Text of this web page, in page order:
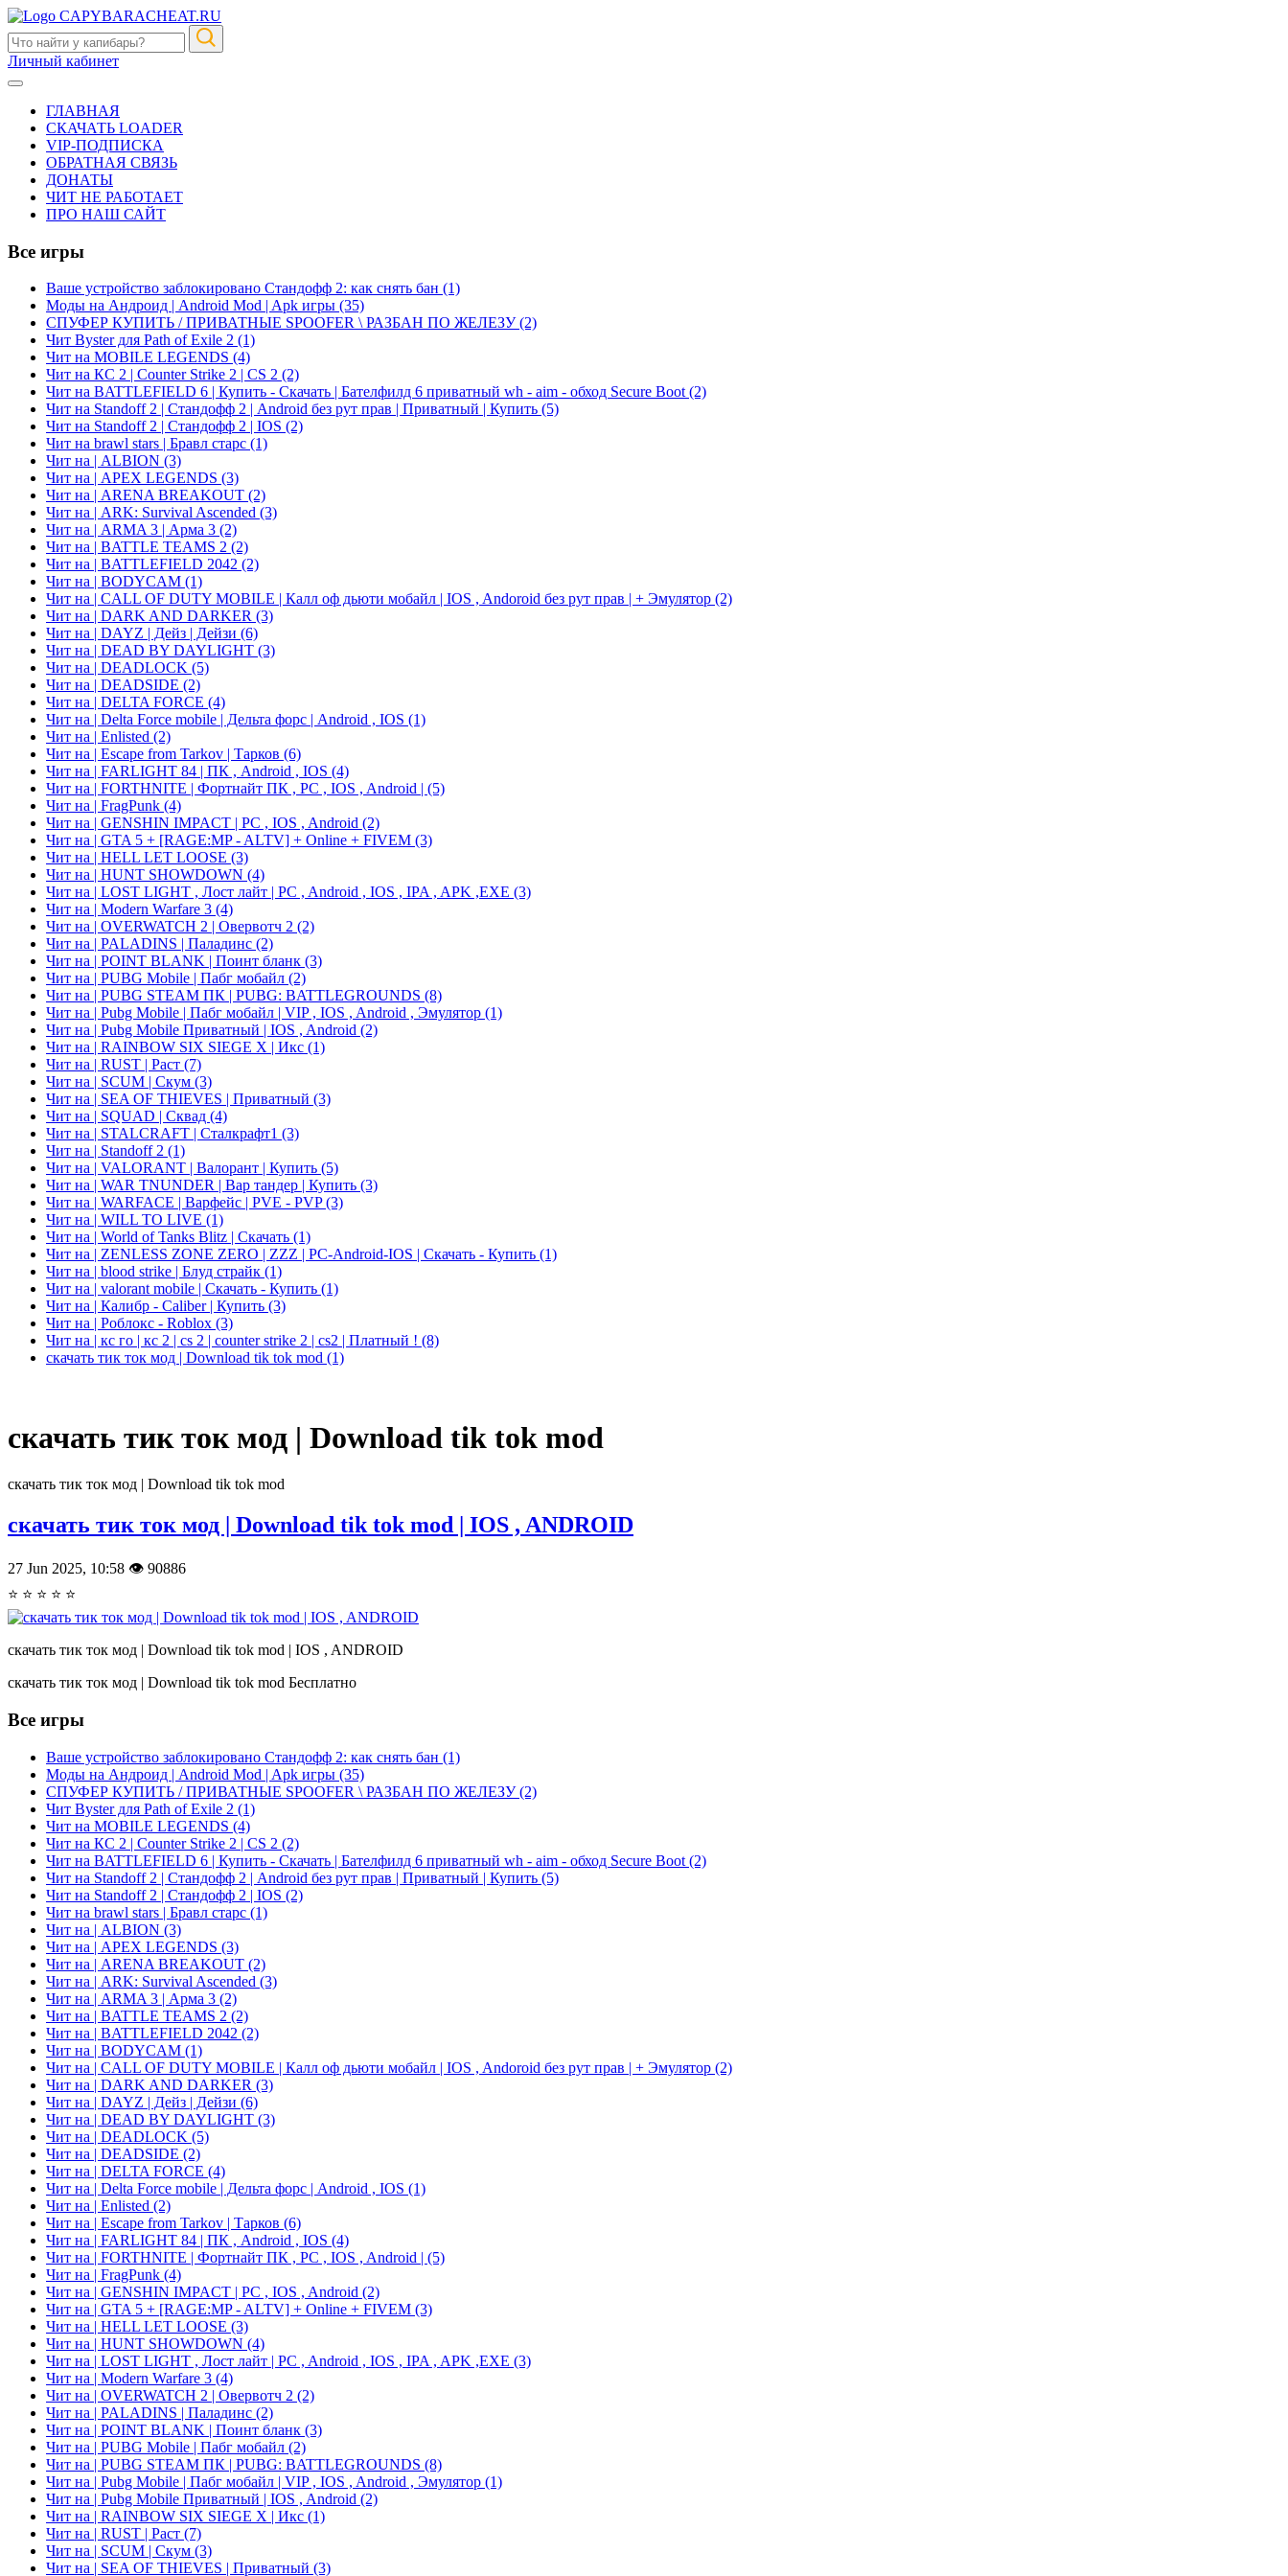
CAPYBARACHEAT.RU
Личный кабинет
ГЛАВНАЯ
СКАЧАТЬ LOADER
VIP-ПОДПИСКА
ОБРАТНАЯ СВЯЗЬ
ДОНАТЫ
ЧИТ НЕ РАБОТАЕТ
ПРО НАШ САЙТ
Все игры
Ваше устройство заблокировано Стандофф 2: как снять бан (1)
Моды на Андроид | Android Mod | Apk игры (35)
СПУФЕР КУПИТЬ / ПРИВАТНЫЕ SPOOFER \ РАЗБАН ПО ЖЕЛЕЗУ(2)
Чит Byster для Path of Exile 2 (1)
Чит на MOBILE LEGENDS (4)
Чит на КС 2 | Counter Strike 2 | CS 2 (2)
Чит на BATTLEFIELD 6 | Купить - Скачать | Бателфилд 6 приватный wh - aim - обход Secure Boot(2)
Чит на Standoff 2 | Стандофф 2 | Android без рут прав | Приватный | Купить (5)
Чит на Standoff 2 | Стандофф 2 | IOS (2)
Чит на brawl stars | Бравл старс (1)
Чит на | ALBION (3)
Чит на | APEX LEGENDS (3)
Чит на | ARENA BREAKOUT (2)
Чит на | ARK: Survival Ascended (3)
Чит на | ARMA 3 | Арма 3 (2)
Чит на | BATTLE TEAMS 2 (2)
Чит на | BATTLEFIELD 2042 (2)
Чит на | BODYCAM (1)
Чит на | CALL OF DUTY MOBILE | Калл оф дьюти мобайл | IOS , Andoroid без рут прав | + Эмулятор (2)
Чит на | DARK AND DARKER (3)
Чит на | DAYZ | Дейз | Дейзи (6)
Чит на | DEAD BY DAYLIGHT (3)
Чит на | DEADLOCK (5)
Чит на | DEADSIDE (2)
Чит на | DELTA FORCE (4)
Чит на | Delta Force mobile | Дельта форс | Android , IOS (1)
Чит на | Enlisted (2)
Чит на | Escape from Tarkov | Тарков (6)
Чит на | FARLIGHT 84 | ПК , Android , IOS (4)
Чит на | FORTHNITE | Фортнайт ПК , PC , IOS , Android | (5)
Чит на | FragPunk (4)
Чит на | GENSHIN IMPACT | PC , IOS , Android (2)
Чит на | GTA 5 + [RAGE:MP - ALTV] + Online + FIVEM (3)
Чит на | HELL LET LOOSE (3)
Чит на | HUNT SHOWDOWN (4)
Чит на | LOST LIGHT , Лост лайт | PC , Android , IOS , IPA , APK ,EXE (3)
Чит на | Modern Warfare 3 (4)
Чит на | OVERWATCH 2 | Овервотч 2 (2)
Чит на | PALADINS | Паладинс (2)
Чит на | POINT BLANK | Поинт бланк (3)
Чит на | PUBG Mobile | Пабг мобайл (2)
Чит на | PUBG STEAM ПК | PUBG: BATTLEGROUNDS (8)
Чит на | Pubg Mobile | Пабг мобайл | VIP , IOS , Android , Эмулятор (1)
Чит на | Pubg Mobile Приватный | IOS , Android (2)
Чит на | RAINBOW SIX SIEGE X | Икс (1)
Чит на | RUST | Раст (7)
Чит на | SCUM | Скум (3)
Чит на | SEA OF THIEVES | Приватный (3)
Чит на | SQUAD | Сквад (4)
Чит на | STALCRAFT | Сталкрафт1 (3)
Чит на | Standoff 2 (1)
Чит на | VALORANT | Валорант | Купить (5)
Чит на | WAR TNUNDER | Вар тандер | Купить (3)
Чит на | WARFACE | Варфейс | PVE - PVP(3)
Чит на | WILL TO LIVE (1)
Чит на | World of Tanks Blitz | Скачать (1)
Чит на | ZENLESS ZONE ZERO | ZZZ | PC-Android-IOS | Скачать - Купить (1)
Чит на | blood strike | Блуд страйк (1)
Чит на | valorant mobile | Скачать - Купить (1)
Чит на | Калибр - Caliber | Купить (3)
Чит на | Роблокс - Roblox (3)
Чит на | кс го | кс 2 | cs 2 | counter strike 2 | cs2 | Платный ! (8)
скачать тик ток мод | Download tik tok mod (1)
скачать тик ток мод | Download tik tok mod
скачать тик ток мод | Download tik tok mod
скачать тик ток мод | Download tik tok mod | IOS , ANDROID
27 Jun 2025, 10:58 👁 90886
⭐ ⭐ ⭐ ⭐ ⭐
скачать тик ток мод | Download tik tok mod | IOS , ANDROID
скачать тик ток мод | Download tik tok mod Бесплатно
Все игры
Ваше устройство заблокировано Стандофф 2: как снять бан (1)
Моды на Андроид | Android Mod | Apk игры (35)
СПУФЕР КУПИТЬ / ПРИВАТНЫЕ SPOOFER \ РАЗБАН ПО ЖЕЛЕЗУ(2)
Чит Byster для Path of Exile 2 (1)
Чит на MOBILE LEGENDS (4)
Чит на КС 2 | Counter Strike 2 | CS 2 (2)
Чит на BATTLEFIELD 6 | Купить - Скачать | Бателфилд 6 приватный wh - aim - обход Secure Boot (2)
Чит на Standoff 2 | Стандофф 2 | Android без рут прав | Приватный | Купить (5)
Чит на Standoff 2 | Стандофф 2 | IOS (2)
Чит на brawl stars | Бравл старс (1)
Чит на | ALBION (3)
Чит на | APEX LEGENDS (3)
Чит на | ARENA BREAKOUT (2)
Чит на | ARK: Survival Ascended (3)
Чит на | ARMA 3 | Арма 3 (2)
Чит на | BATTLE TEAMS 2 (2)
Чит на | BATTLEFIELD 2042 (2)
Чит на | BODYCAM (1)
Чит на | CALL OF DUTY MOBILE | Калл оф дьюти мобайл | IOS , Andoroid без рут прав | + Эмулятор (2)
Чит на | DARK AND DARKER (3)
Чит на | DAYZ | Дейз | Дейзи (6)
Чит на | DEAD BY DAYLIGHT (3)
Чит на | DEADLOCK (5)
Чит на | DEADSIDE (2)
Чит на | DELTA FORCE (4)
Чит на | Delta Force mobile | Дельта форс | Android , IOS (1)
Чит на | Enlisted (2)
Чит на | Escape from Tarkov | Тарков (6)
Чит на | FARLIGHT 84 | ПК , Android , IOS (4)
Чит на | FORTHNITE | Фортнайт ПК , PC , IOS , Android | (5)
Чит на | FragPunk (4)
Чит на | GENSHIN IMPACT | PC , IOS , Android (2)
Чит на | GTA 5 + [RAGE:MP - ALTV] + Online + FIVEM (3)
Чит на | HELL LET LOOSE (3)
Чит на | HUNT SHOWDOWN (4)
Чит на | LOST LIGHT , Лост лайт | PC , Android , IOS , IPA , APK ,EXE (3)
Чит на | Modern Warfare 3 (4)
Чит на | OVERWATCH 2 | Овервотч 2 (2)
Чит на | PALADINS | Паладинс (2)
Чит на | POINT BLANK | Поинт бланк (3)
Чит на | PUBG Mobile | Пабг мобайл (2)
Чит на | PUBG STEAM ПК | PUBG: BATTLEGROUNDS (8)
Чит на | Pubg Mobile | Пабг мобайл | VIP , IOS , Android , Эмулятор (1)
Чит на | Pubg Mobile Приватный | IOS , Android (2)
Чит на | RAINBOW SIX SIEGE X | Икс (1)
Чит на | RUST | Раст (7)
Чит на | SCUM | Скум (3)
Чит на | SEA OF THIEVES | Приватный (3)